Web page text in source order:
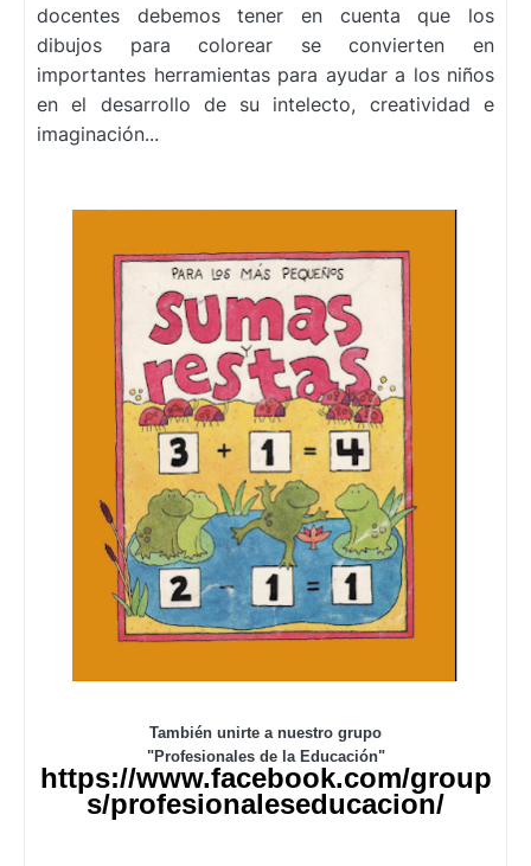
docentes debemos tener en cuenta que los
dibujos para colorear se convierten en
importantes herramientas para ayudar a los niños
en el desarrollo de su intelecto, creatividad e
imaginación...
También unirte a nuestro grupo
"Profesionales de la Educación"
https://www.facebook.com/group
s/profesionaleseducacion/